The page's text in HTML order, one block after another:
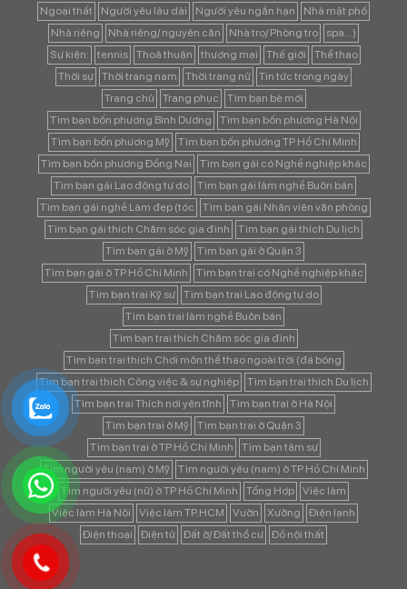
Ngoại thất
Người yêu lâu dài Người yêu ngắn hạn
Nhà mặt phố
Nhà riêng
Nhà riêng/ nguyên căn Nhà trọ/ Phòng trọ
spa...)
Sự kiện:
tennis Thoả thuận thương mại Thế giới
Thể thao
Thời sự
Thời trang nam Thời trang nữ
Tin tức trong ngày
Trang chủ
Trang phục
Tìm bạn bè mới
Tìm bạn bốn phương Bình Dương
Tìm bạn bốn phương Hà Nội
Tìm bạn bốn phương Mỹ
Tìm bạn bốn phương TP Hồ Chí Minh
Tìm bạn bốn phương Đồng Nai
Tìm bạn gái có Nghề nghiệp khác
Tìm bạn gái Lao động tự do
Tìm bạn gái làm nghề Buôn bán
Tìm bạn gái nghề Làm đẹp (tóc
Tìm bạn gái Nhân viên văn phòng
Tìm bạn gái thích Chăm sóc gia đình
Tìm bạn gái thích Du lịch
Tìm bạn gái ở Mỹ
Tìm bạn gái ở Quận 3
Tìm bạn gái ở TP Hồ Chí Minh
Tìm bạn trai có Nghề nghiệp khác
Tìm bạn trai Kỹ sư
Tìm bạn trai Lao động tự do
Tìm bạn trai làm nghề Buôn bán
Tìm bạn trai thích Chăm sóc gia đình
Tìm bạn trai thích Chơi môn thể thao ngoài trời (đá bóng
Tìm bạn trai thích Công việc & sự nghiệp
Tìm bạn trai thích Du lịch
Tìm bạn trai Thích nơi yên tĩnh
Tìm bạn trai ở Hà Nội
Tìm bạn trai ở Mỹ
Tìm bạn trai ở Quận 3
Tìm bạn trai ở TP Hồ Chí Minh
Tìm bạn tâm sự
Tìm người yêu (nam) ở Mỹ
Tìm người yêu (nam) ở TP Hồ Chí Minh
Tìm người yêu (nữ) ở TP Hồ Chí Minh
Tổng Hợp
Việc làm
Việc làm Hà Nội
Việc làm TP.HCM Vườn Xưởng
Điện lạnh
Điện thoại
Điện tử Đất ở/ Đất thổ cư Đồ nội thất